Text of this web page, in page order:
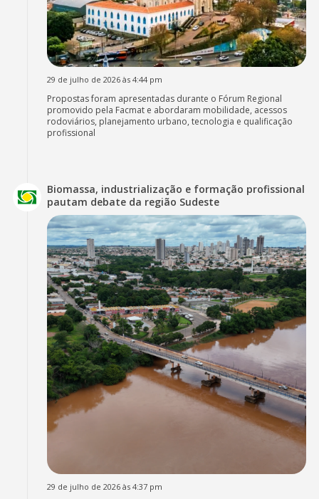
29 de julho de 2026 às 4:44 pm
Propostas foram apresentadas durante o Fórum Regional
promovido pela Facmat e abordaram mobilidade, acessos
rodoviários, planejamento urbano, tecnologia e qualificação
profissional
Biomassa, industrialização e formação profissional
pautam debate da região Sudeste
29 de julho de 2026 às 4:37 pm